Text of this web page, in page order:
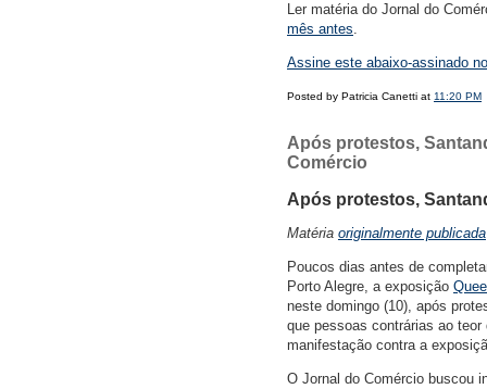
Ler matéria do Jornal do
mês antes.
Assine este abaixo-assinado
Posted by Patricia Canetti at 11:20 PM
Após protestos,
Comércio
Após protestos,
Matéria originalmente publicada
Poucos dias antes de
Porto Alegre, a exposição
neste domingo (10), após
que pessoas contrárias ao
manifestação contra a
O Jornal do Comércio buscou